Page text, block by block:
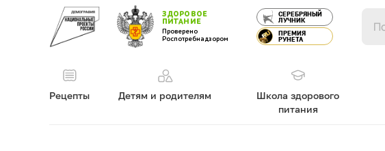
ЗДОРОВОЕ
ПИТАНИЕ
Проверено
Роспотребнадзором
СЕРЕБРЯНЫЙ
ЛУЧНИК
ПРЕМИЯ
РУНЕТА
Рецепты Детям и родителям
Школа здорового
питания